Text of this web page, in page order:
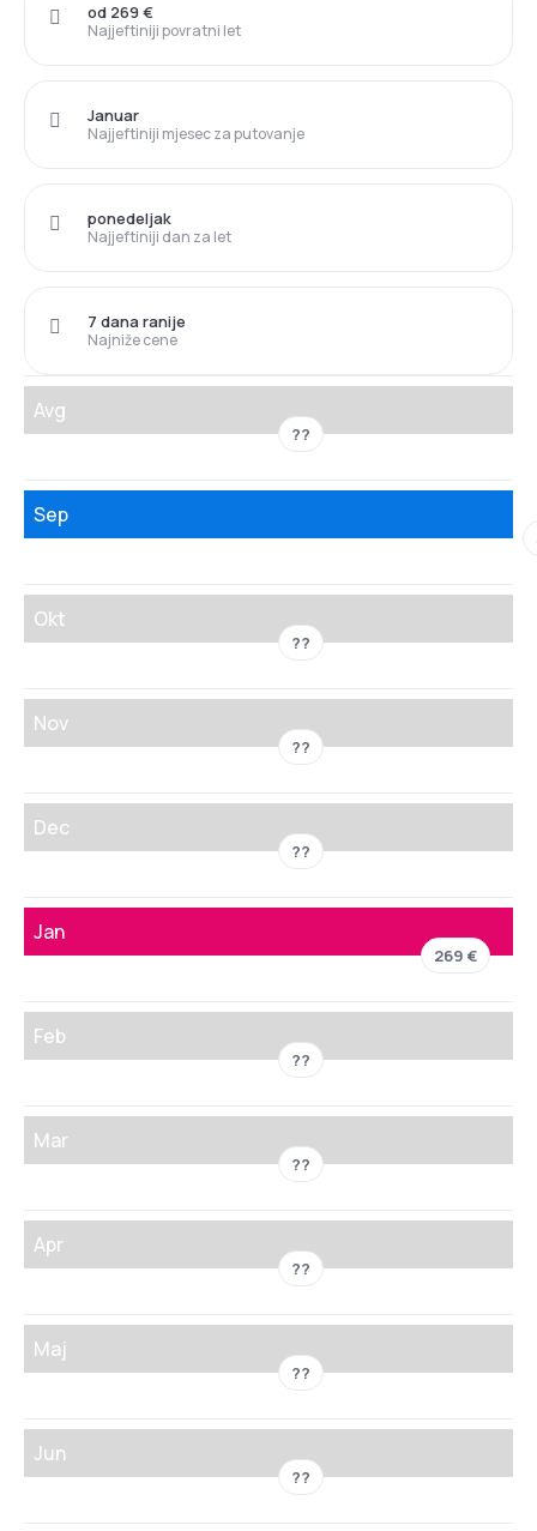
Najjeftiniji povratni let
od 269 €
Najjeftiniji mjesec za putovanje
Januar
Najjeftiniji dan za let
ponedeljak
Najniže cene
7 dana ranije
Avg
??
Sep
Okt
??
Nov
??
Dec
??
Jan
269 €
Feb
??
Mar
??
Apr
??
Maj
??
Jun
??